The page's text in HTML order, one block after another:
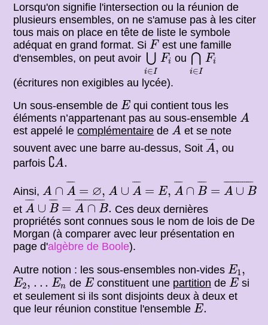
Lorsqu'on signifie l'intersection ou la réunion de
plusieurs ensembles, on ne s'amuse pas à les citer
tous mais on place en tête de liste le symbole
adéquat en grand format. Si F
Fest une famille
d'ensembles, on peut avoir ⋃
i∈I
Fi
⋃i ∈IF i
ou ⋂
i∈I
Fi
⋂i∈IFi
(écritures non exigibles au lycée).
Un sous-ensemble deE
Equi contient tous les
éléments n’appartenant pas au sous-ensembleA
A
est appelé lecomplémentaire deA
A et se note
souvent avec une barre au-dessus, Soit
¯¯¯¯
A,
A¯,
ou
parfois ∁A.
∁A.
Ainsi, A ∩ ¯¯¯¯
A = ∅,
A¯
A ∪ ¯¯¯¯
A = E,
A¯ ¯¯¯¯
A ∩ ¯¯¯¯
B = ¯¯¯¯¯¯¯¯¯¯¯¯¯¯
A ∪ B
A¯ ∩B¯ A∪B¯
et
¯¯¯¯
A ∪ ¯¯¯¯
B = ¯¯¯¯¯¯¯¯¯¯¯¯¯¯
A ∩ B.
A¯ ∪B ¯ =A∩B¯ .
Ces deux dernières
propriétés sont connues sous le nom de lois de De
Morgan (à comparer avec leur présentation en
page d'algèbre de Boole).
Autre notion : les sous-ensembles non-videsE1,
E1
E2,
E2, . . .
. .. En
En deE
Econstituent une partition de E
Esi
et seulement si ils sont disjoints deux à deux et
que leur réunion constitue l'ensembleE.
E.